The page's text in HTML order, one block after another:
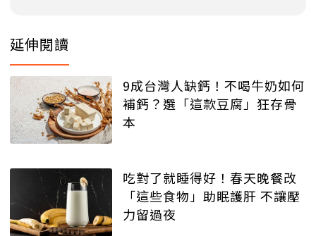
延伸閱讀
9成台灣人缺鈣！不喝牛奶如何
補鈣？選「這款豆腐」狂存骨
本
吃對了就睡得好！春天晚餐改
「這些食物」助眠護肝 不讓壓
力留過夜